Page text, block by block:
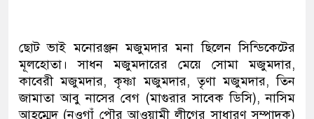
ছোট ভাই মনোরঞ্জন মজুমদার মনা ছিলেন সিন্ডিকেটের
মূলহোতা। সাধন মজুমদারের মেয়ে সোমা মজুমদার,
কাবেরী মজুমদার, কৃষ্ণা মজুমদার, তৃণা মজুমদার, তিন
জামাতা আবু নাসের বেগ (মাগুরার সাবেক ডিসি), নাসিম
আহম্মেদ (নওগাঁ পৌর আওয়ামী লীগের সাধারণ সম্পাদক)